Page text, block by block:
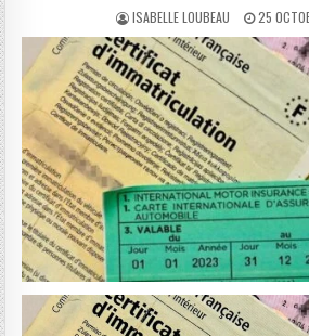
AUTHOR:
ISABELLE LOUBEAU
DATE:
25